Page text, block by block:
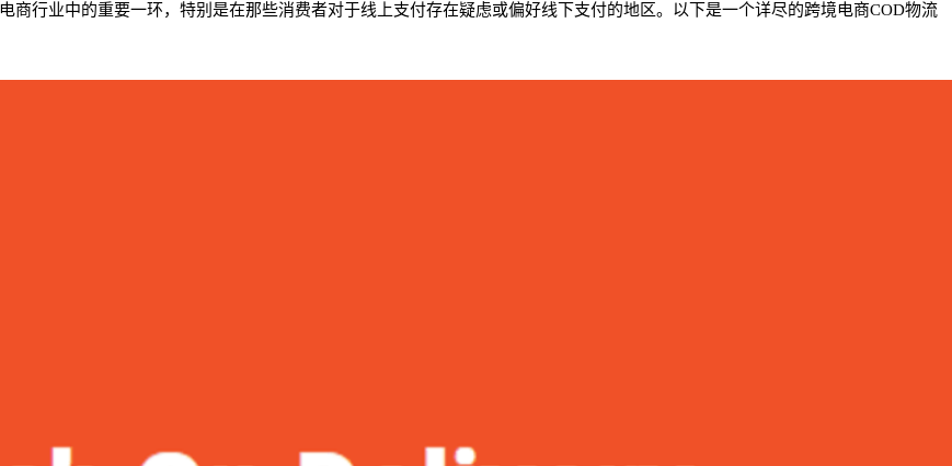
商行业中的重要一环，特别是在那些消费者对于线上支付存在疑虑或偏好线下支付的地区。以下是一个详尽的跨境电商COD物流